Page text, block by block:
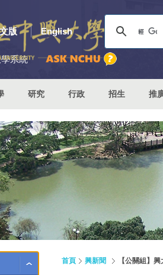
版 English
系統
研究 行政 招生 推
首頁 興新聞 【公關組】